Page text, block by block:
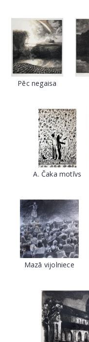
Pēc negaisa
A. Čaka motīvs
Mazā vijolniece